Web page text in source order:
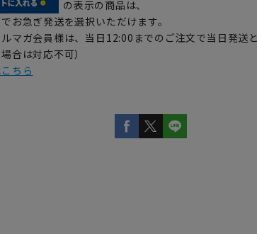
の表示の商品は、
お急ぎ発送を選択いただけます。
マガ会員様は、当日12:00までのご注文で当日発送
合は対応不可）
ちら